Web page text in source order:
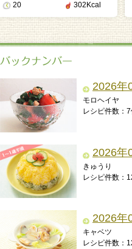
20 302Kcal
2026年
モロヘイヤ
レシピ件数：
2026年
きゅうり
レシピ件数：
2026年
キャベツ
レシピ件数：